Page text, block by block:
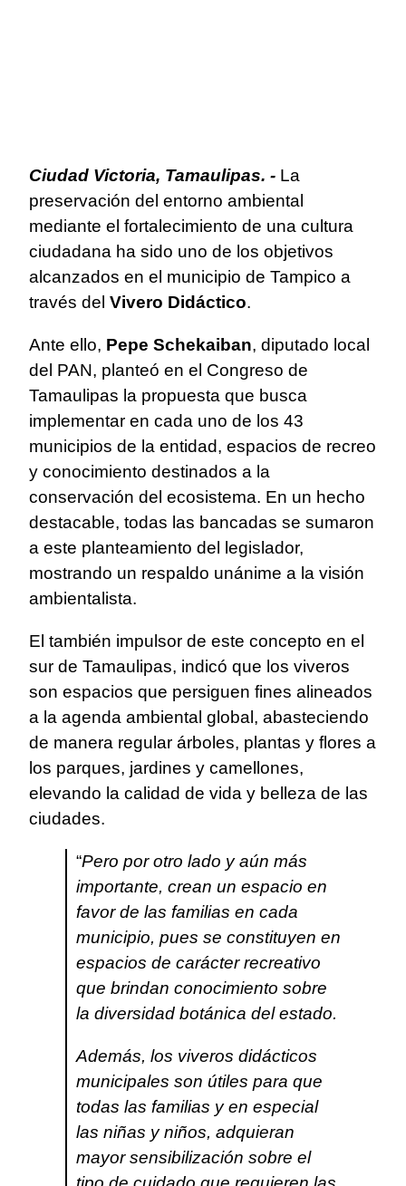
Ciudad Victoria, Tamaulipas. - La
preservación del entorno ambiental
mediante el fortalecimiento de una cultura
ciudadana ha sido uno de los objetivos
alcanzados en el municipio de Tampico a
través del Vivero Didáctico.
Ante ello, Pepe Schekaiban, diputado local
del PAN, planteó en el Congreso de
Tamaulipas la propuesta que busca
implementar en cada uno de los 43
municipios de la entidad, espacios de recreo
y conocimiento destinados a la
conservación del ecosistema. En un hecho
destacable, todas las bancadas se sumaron
a este planteamiento del legislador,
mostrando un respaldo unánime a la visión
ambientalista.
El también impulsor de este concepto en el
sur de Tamaulipas, indicó que los viveros
son espacios que persiguen fines alineados
a la agenda ambiental global, abasteciendo
de manera regular árboles, plantas y flores a
los parques, jardines y camellones,
elevando la calidad de vida y belleza de las
ciudades.
“Pero por otro lado y aún más
importante, crean un espacio en
favor de las familias en cada
municipio, pues se constituyen en
espacios de carácter recreativo
que brindan conocimiento sobre
la diversidad botánica del estado.
Además, los viveros didácticos
municipales son útiles para que
todas las familias y en especial
las niñas y niños, adquieran
mayor sensibilización sobre el